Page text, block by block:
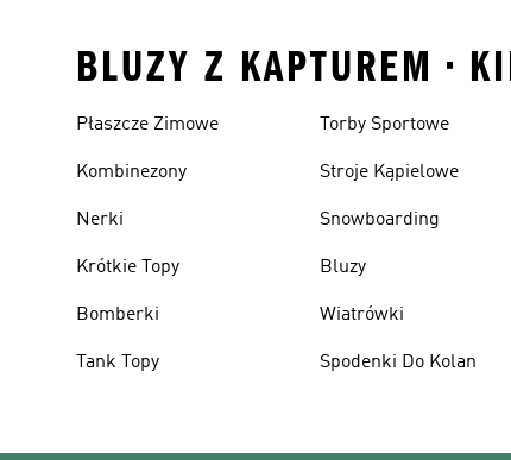
BLUZY Z KAPTUREM •
Płaszcze Zimowe
Kombinezony
Nerki
Krótkie Topy
Bomberki
Tank Topy
Torby Sportowe
Stroje Kąpielowe
Snowboarding
Bluzy
Wiatrówki
Spodenki Do Kolan